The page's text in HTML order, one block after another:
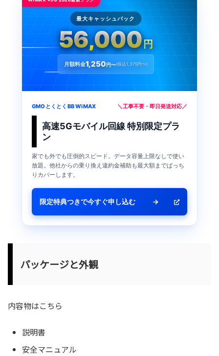
最大キャッシュバック
56,000円
月額料金1,250 円〜(税込1,375円〜)
GMOとくとくBB WiMAX ＼工事不要・即日発送対応／
高速5Gモバイル回線 特別限定プラ
ン
家でも外でも圧倒的スピード。データ容量上限なしで使い
放題。他社からの乗り換え違約金補助も最大額までばっち
りカバーします。
限定特典つきで今すぐ申し込む →
パッケージと外観
内容物はこちら
説明書
安全マニュアル